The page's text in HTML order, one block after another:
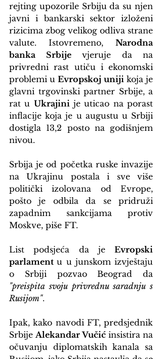
rejting upozorile Srbiju da su njen
javni i bankarski sektor izloženi
rizicima zbog velikog odliva strane
valute. Istovremeno, Narodna
banka Srbije vjeruje da na
privredni rast utiču i ekonomski
problemi u Evropskoj uniji koja je
glavni trgovinski partner Srbije, a
rat u Ukrajini je uticao na porast
inflacije koja je u augustu u Srbiji
dostigla 13,2 posto na godišnjem
nivou.
Srbija je od početka ruske invazije
na Ukrajinu postala i sve više
politički izolovana od Evrope,
pošto je odbila da se pridruži
zapadnim sankcijama protiv
Moskve, piše FT.
List podsjeća da je Evropski
parlament u u junskom izvještaju
"preispita svoju privrednu saradnju s
Rusijom".
Ipak, kako navodi FT, predsjednik
Srbije Alekandar Vučić insistira na
očuvanju diplomatskih kanala sa